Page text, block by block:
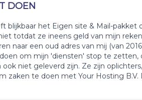
DOEN
blijkbaar het Eigen site & Mail-pakket
totdat ze ineens geld van mijn
naar een oud adres van mij (van
om mijn 'diensten' stop te zetten,
niet geleverd zijn. Ze zijn
zaken te doen met Your Hosting B.V.